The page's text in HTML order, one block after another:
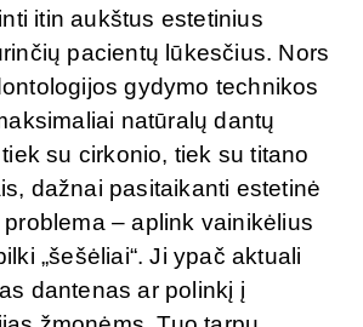
itin aukštus estetinius
pacientų lūkesčius. Nors
gydymo technikos
natūralų dantų
su cirkonio, tiek su titano
dažnai pasitaikanti estetinė
– aplink vainikėlius
„šešėliai“. Ji ypač aktuali
dantenas ar polinkį į